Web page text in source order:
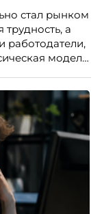
стал рынком
а
работодатели,
модель
специалисту
для роста.
консультант,
работает эта
очередь.